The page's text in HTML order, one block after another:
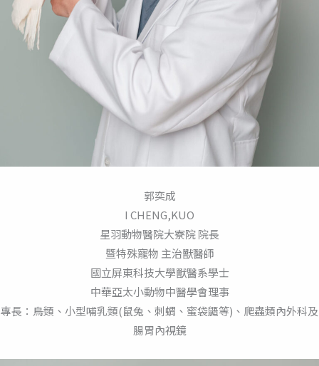
郭奕成
I CHENG,KUO
星羽動物醫院大寮院 院長
暨特殊寵物 主治獸醫師
國立屏東科技大學獸醫系學士
中華亞太小動物中醫學會理事
專長：鳥類、小型哺乳類(鼠兔、刺蝟、蜜袋鼯等)、爬蟲類內外科及
腸胃內視鏡